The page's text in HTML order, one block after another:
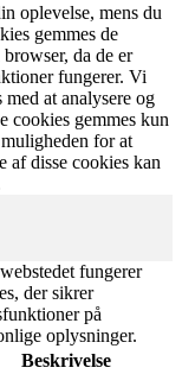
oplevelse, mens du
gemmes de
da de er
fungerer. Vi
at analysere og
cookies gemmes kun
for at
disse cookies kan
fungerer
der sikrer
på
oplysninger.
Beskrivelse